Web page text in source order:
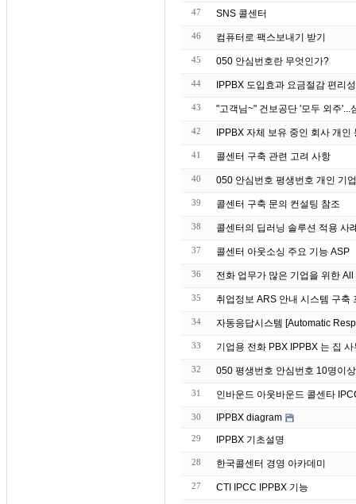
47 SNS 콜센터
46 컴퓨터로 팩스보내기 받기
45 050 안심번호란 무엇인가?
44 IPPBX 도입효과 요금절감 편리성
43
42 IPPBX 자체 보유 중인 회사
41 콜센터 구축 관련 고려 사항
40 050 안심번호 평생번호 개인 기
39 콜센터 구축 문의 컨설팅 참조
38
37 콜센터 아웃소싱 주요 기능 ASP
36 전화 업무가 많은 기업을 위한
35 취업정보 ARS 안내 시스템 구축
34 자동응답시스템 [Automatic
33 기업용 전화 PBX
32 050 평생번호 안심번호 10명이
31 인바운드 아웃바운드 콜센타
30 IPPBX diagram
29 IPPBX 기초설명
28 한국콜센터 경영 아카데미
27 CTI IPCC IPPBX 기능